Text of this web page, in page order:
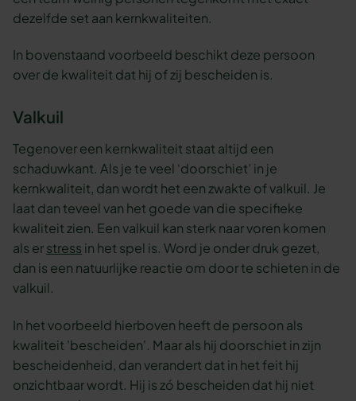
dezelfde set aan kernkwaliteiten.
In bovenstaand voorbeeld beschikt deze persoon
over de kwaliteit dat hij of zij bescheiden is.
Valkuil
Tegenover een kernkwaliteit staat altijd een
schaduwkant. Als je te veel ‘doorschiet’ in je
kernkwaliteit, dan wordt het een zwakte of valkuil. Je
laat dan teveel van het goede van die specifieke
kwaliteit zien. Een valkuil kan sterk naar voren komen
als erstress in het spel is. Word je onder druk gezet,
dan is een natuurlijke reactie om door te schieten in de
valkuil.
In het voorbeeld hierboven heeft de persoon als
kwaliteit 'bescheiden'. Maar als hij doorschiet in zijn
bescheidenheid, dan verandert dat in het feit hij
onzichtbaar wordt. Hij is zó bescheiden dat hij niet